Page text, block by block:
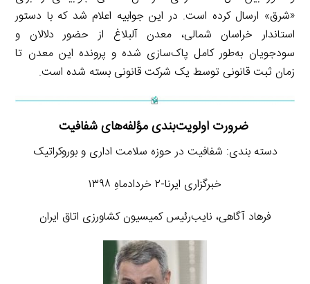
«شرق» ارسال کرده است. در این جوابیه اعلام شد که با دستور
استاندار خراسان شمالی، معدن آلبلاغ از حضور دلالان و
سودجویان به‌طور کامل پاک‌سازی شده و پرونده این معدن تا
زمان ثبت قانونی توسط یک شرکت قانونی بسته شده است.
ضرورت اولویت‌بندی مؤلفه‌های شفافیت
دسته بندی: شفافیت در حوزه سلامت اداری و بوروکراتیک
خبرگزاری ایرنا-۲ خردادماهِ ۱۳۹۸
فرهاد آگاهی، نایب‌رئیس کمیسیون کشاورزی اتاق ایران